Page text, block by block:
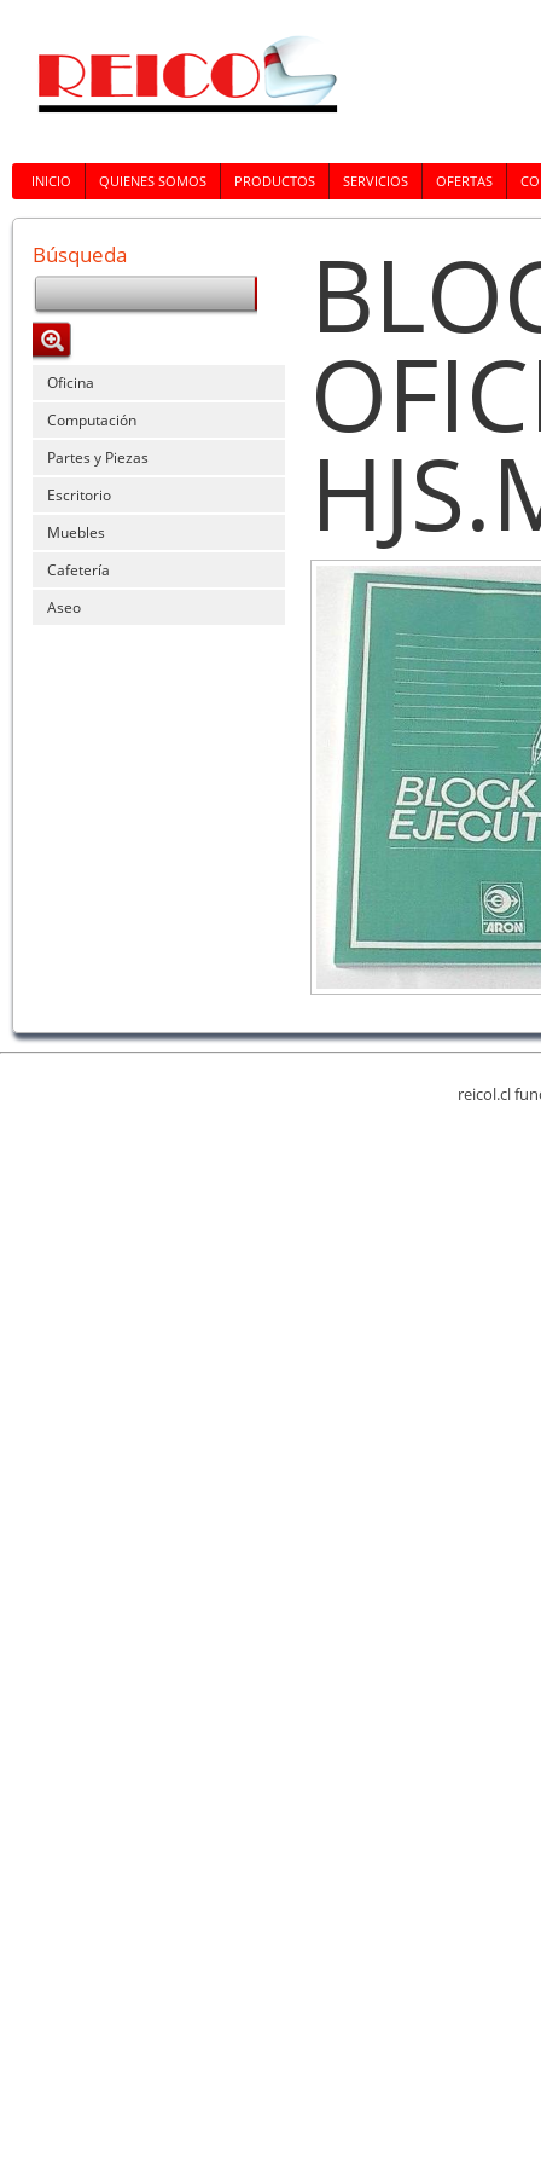
INICIO QUIENES SOMOS PRODUCTOS SERVICIOS OFERTAS
Búsqueda
Oficina
Computación
Partes y Piezas
Escritorio
Muebles
Cafetería
Aseo
reicol.cl